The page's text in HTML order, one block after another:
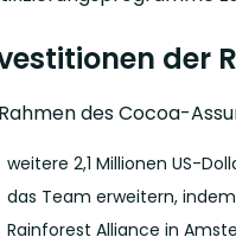
der
des Cocoa-
weitere 2,1 Millionen US-
das Team erweitern,
Rainforest Alliance in